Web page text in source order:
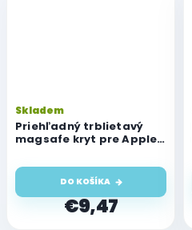
Priehľadný trblietavý
magsafe kryt pre Apple
Skladem
€9,47
DO KOŠÍKA